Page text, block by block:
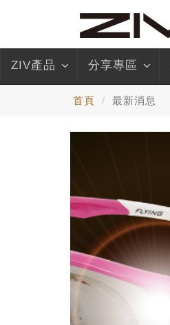
ZIV產品 分享專區
首頁 最新消息